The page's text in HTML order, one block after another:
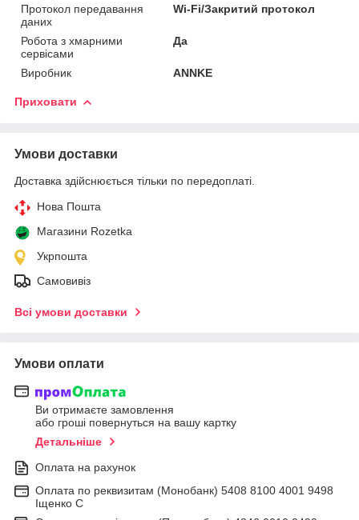
Протокол передавання
даних
Wi-Fi/Закритий протокол
Робота з хмарними
сервісами
Да
Виробник ANNKE
Приховати
Умови доставки
Доставка здійснюється тільки по передоплаті.
Нова Пошта
Магазини Rozetka
Укрпошта
Самовивіз
Всі умови доставки
Умови оплати
Ви отримаєте замовлення
або гроші повернуться на вашу картку
Детальніше
Оплата на рахунок
Оплата по реквизитам (Монобанк) 5408 8100 4001 9498
Іщенко С